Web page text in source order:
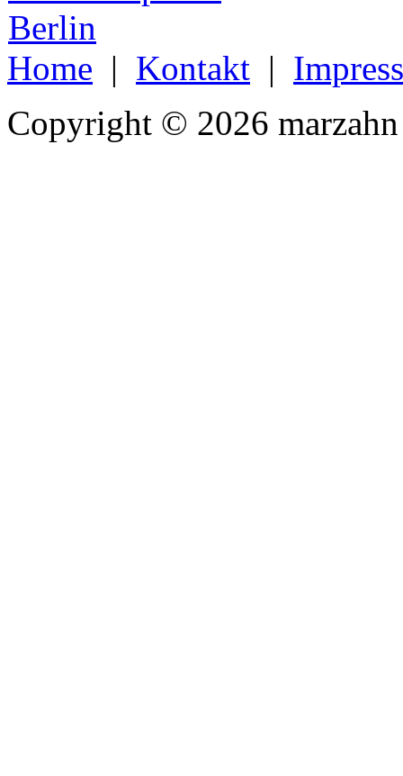
Home | Kontakt |
Copyright © 2026